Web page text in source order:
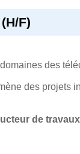
F)
des
des projets
de